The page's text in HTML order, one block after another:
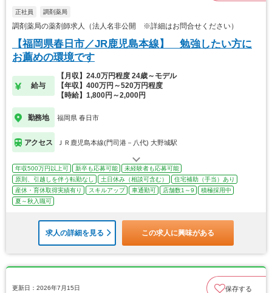
正社員 調剤薬局
調剤薬局の薬剤師求人（法人名非公開 ※詳細はお問合せください）
【福岡県春日市／JR鹿児島本線】 勉強したい方に
お薦めの環境です
給与
【月収】24.0万円程度 24歳～モデル
【年収】400万円～520万円程度
【時給】1,800円～2,000円
勤務地 福岡県 春日市
アクセス ＪＲ鹿児島本線(門司港－八代) 大野城駅
年収500万円以上可 新卒も応募可能
未経験者も応募可能
原則、引越しを伴う転勤なし
土日休み（相談可含む）
住宅補助（手当）あり
産休・育休取得実績有り
スキルアップ 車通勤可 店舗数1～9
積極採用中
夏～秋入職可
求人の詳細を見る この求人に興味がある
更新日：2026年7月15日 保存する